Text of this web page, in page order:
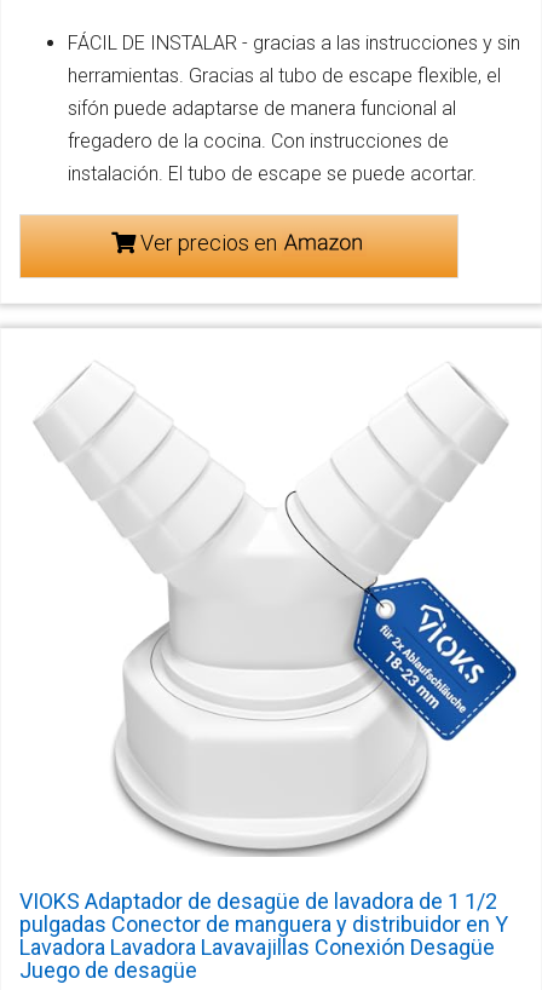
FÁCIL DE INSTALAR - gracias a las instrucciones y sin
herramientas. Gracias al tubo de escape flexible, el
sifón puede adaptarse de manera funcional al
fregadero de la cocina. Con instrucciones de
instalación. El tubo de escape se puede acortar.
Ver precios en
VIOKS Adaptador de desagüe de lavadora de 1 1/2
pulgadas Conector de manguera y distribuidor en Y
Lavadora Lavadora Lavavajillas Conexión Desagüe
Juego de desagüe